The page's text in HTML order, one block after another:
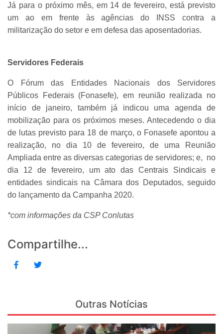
Já para o próximo mês, em 14 de fevereiro, está previsto
um ao em frente às agências do INSS contra a
militarização do setor e em defesa das aposentadorias.
Servidores Federais
O Fórum das Entidades Nacionais dos Servidores
Públicos Federais (Fonasefe), em reunião realizada no
início de janeiro, também já indicou uma agenda de
mobilização para os próximos meses. Antecedendo o dia
de lutas previsto para 18 de março, o Fonasefe apontou a
realização, no dia 10 de fevereiro, de uma Reunião
Ampliada entre as diversas categorias de servidores; e, no
dia 12 de fevereiro, um ato das Centrais Sindicais e
entidades sindicais na Câmara dos Deputados, seguido
do lançamento da Campanha 2020.
*com informações da CSP Conlutas
Compartilhe...
Outras Notícias